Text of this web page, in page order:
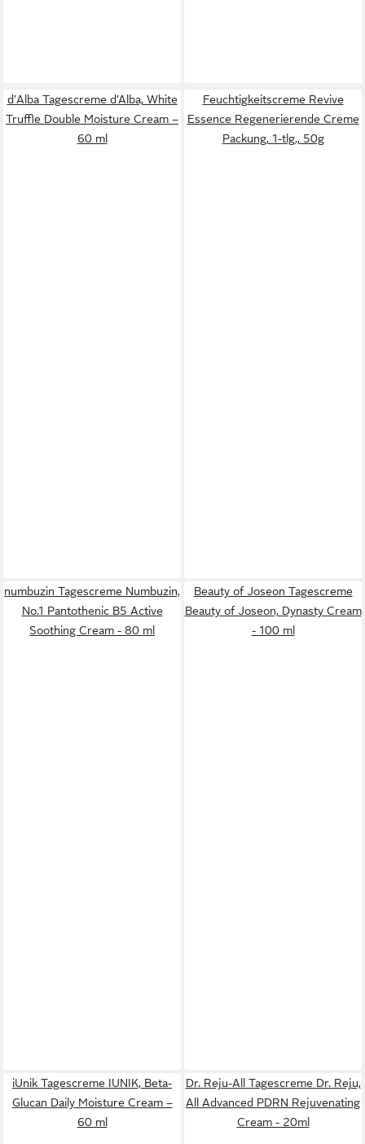
d'Alba Tagescreme d’Alba, White
Truffle Double Moisture Cream –
60 ml
Feuchtigkeitscreme Revive
Essence Regenerierende Creme
Packung, 1-tlg., 50g
numbuzin Tagescreme Numbuzin,
No.1 Pantothenic B5 Active
Soothing Cream - 80 ml
Beauty of Joseon Tagescreme
Beauty of Joseon, Dynasty Cream
- 100 ml
iUnik Tagescreme IUNIK, Beta-
Glucan Daily Moisture Cream –
60 ml
Dr. Reju-All Tagescreme Dr. Reju,
All Advanced PDRN Rejuvenating
Cream - 20ml